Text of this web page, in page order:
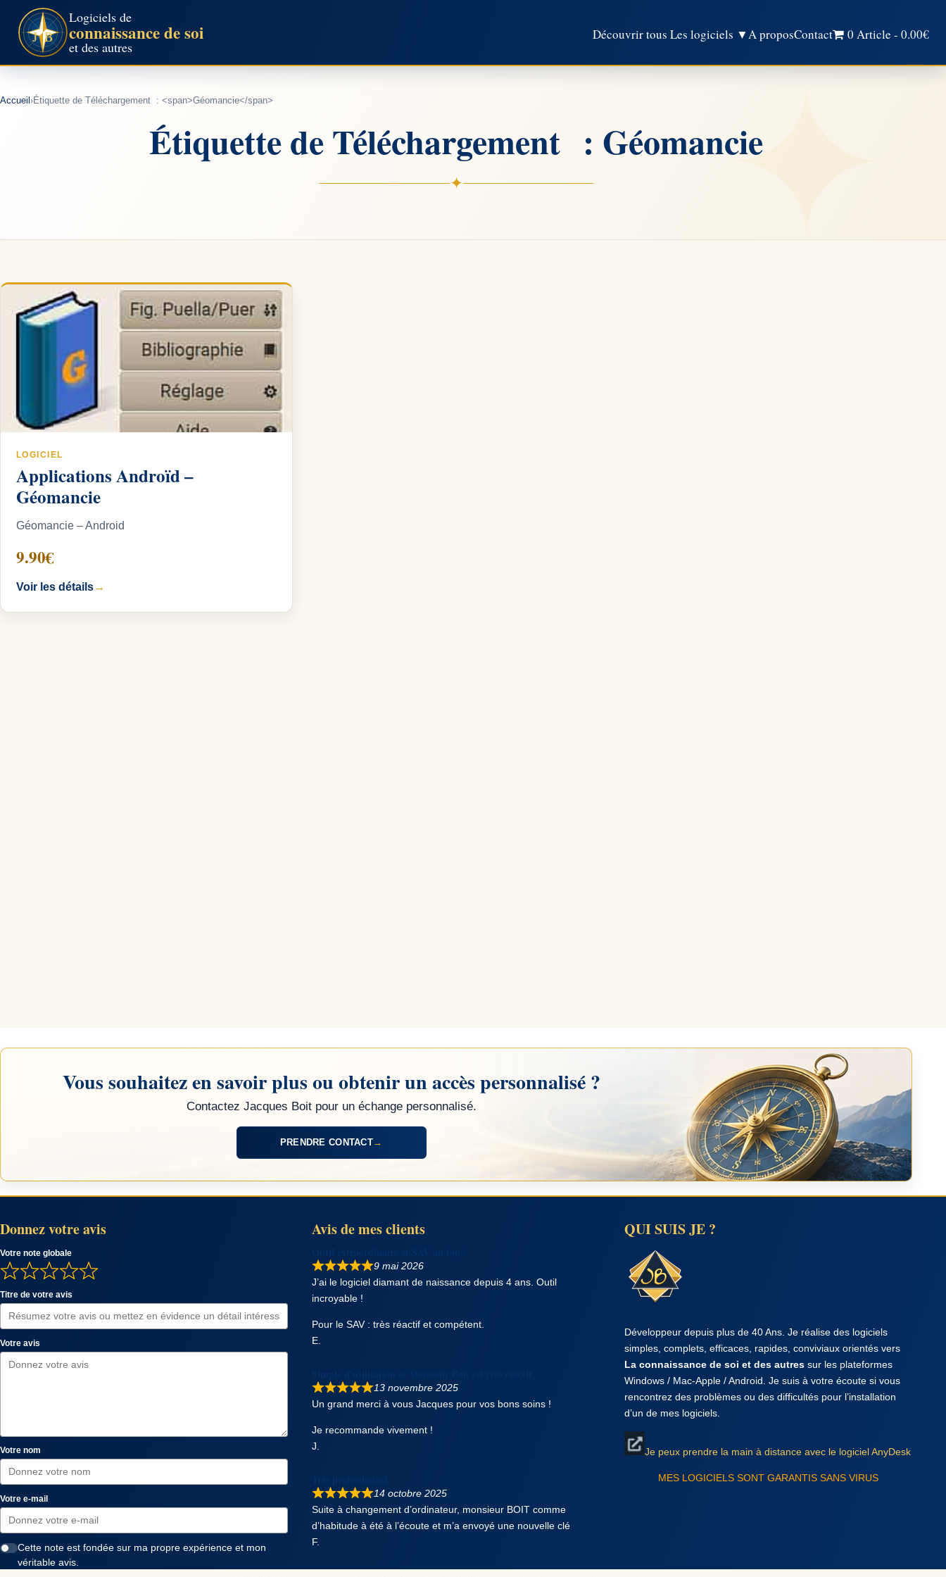
contenu
Logiciels de
connaissance de soi
et des autres
Découvrir tous Les logiciels ▼A proposContact 0 Article 0.00€
Accueil ›Étiquette de Téléchargement : <span>Géomancie</span>
Étiquette de Téléchargement : Géomancie
✦
LOGICIEL
Applications Androïd –
Géomancie
Géomancie – Android
9.90€
Voir les détails→
Vous souhaitez en savoir plus ou obtenir un accès personnalisé ?
Contactez Jacques Boit pour un échange personnalisé.
PRENDRE CONTACT→
Donnez votre avis
Votre note globale
Titre de votre avis
Votre avis
Votre nom
Votre e-mail
Cette note est fondée sur ma propre expérience et mon
véritable avis.
Avis de mes clients
9 mai 2026
J’ai le logiciel diamant de naissance depuis 4 ans. Outil
incroyable !
Pour le SAV : très réactif et compétent.
E.
13 novembre 2025
Un grand merci à vous Jacques pour vos bons soins !
Je recommande vivement !
J.
14 octobre 2025
Suite à changement d’ordinateur, monsieur BOIT comme
d’habitude à été à l’écoute et m’a envoyé une nouvelle clé
F.
QUI SUIS JE ?
Développeur depuis plus de 40 Ans. Je réalise des logiciels
simples, complets, efficaces, rapides, conviviaux orientés vers
La connaissance de soi et des autres sur les plateformes
Windows / Mac-Apple / Android. Je suis à votre écoute si vous
rencontrez des problèmes ou des difficultés pour l’installation
d’un de mes logiciels.
Je peux prendre la main à distance avec le logiciel AnyDesk
MES LOGICIELS SONT GARANTIS SANS VIRUS